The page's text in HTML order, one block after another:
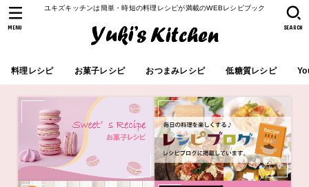
ユキズキッチンは簡単・時短の料理レシピが満載のWEBレシピブック
料理レシピ お菓子レシピ おつまみレシピ 低糖質レシピ
SEARCH
MENU